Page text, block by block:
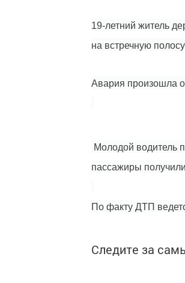
19-летний житель
на встречную
Авария произошла
Молодой водитель
пассажиры
По факту ДТП
Следите за